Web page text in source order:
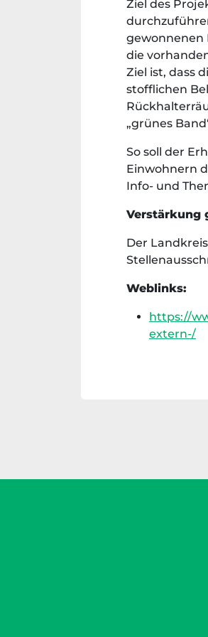
Ziel des
gewonnenen
die
Ziel ist, dass
stofflichen
„grünes
So soll der
Einwohnern
Info- und
Verstärkung
Der
Weblinks:
https://
extern-/